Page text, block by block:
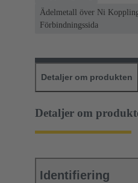
Ädelmetall över Ni
Förbindningssida
Detaljer om produkten
Detaljer om
Identifiering